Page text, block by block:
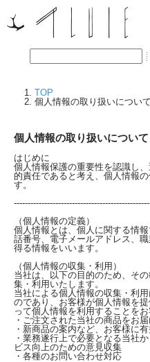
TOP
個人情報の取り扱いについて
個人情報の取り扱いについて
はじめに
個人情報保護の重要性を認識し
的責任であると考え、個人情報
す。
（個人情報の定義）
個人情報とは、個人に関する情
話番号、電子メールアドレス、
得る情報をいいます。
（個人情報の収集・利用）
当社は、以下の目的のため、そ
集・利用いたします。
当社による個人情報の収集・利
のであり、お客様が個人情報を
って個人情報を利用することを
・ご注文された当社の商品をお
・新商品の案内など、お客様に
・業務遂行上で必要となる当社
ビス向上のための意見収集
・各種のお問い合わせ対応